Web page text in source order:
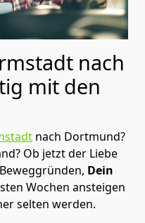
nach
mit den
nach Dortmund?
Ob jetzt der Liebe
Dein
Wochen ansteigen
selten werden.